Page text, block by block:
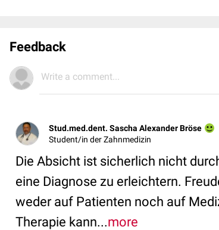
Feedback
Write a comment...
Stud.med.dent. Sascha Alexander Bröse
Student/in der Zahnmedizin
Die Absicht ist sicherlich nicht
eine Diagnose zu erleichtern.
weder auf Patienten noch auf
Therapie kann...more